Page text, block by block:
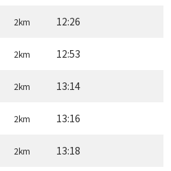
2km 12:26
2km 12:53
2km 13:14
2km 13:16
2km 13:18